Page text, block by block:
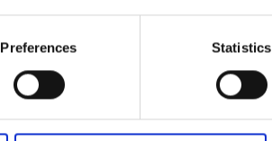
Preferences Statistics